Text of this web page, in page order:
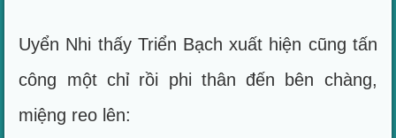
Uyển Nhi thấy Triển Bạch xuất hiện cũng tấn
công một chỉ rồi phi thân đến bên chàng,
miệng reo lên: